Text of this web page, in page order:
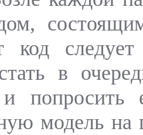
код следует
в
попросить
модель на